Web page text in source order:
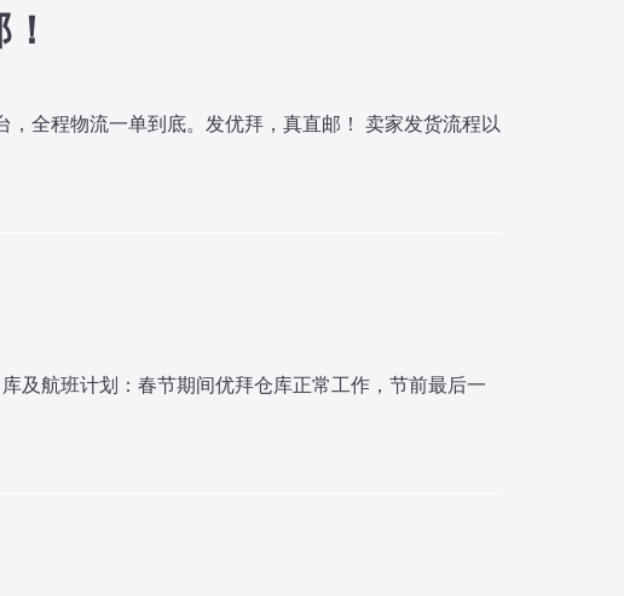
全程物流一单到底。发优拜，真直邮！ 卖家发货流程以
及航班计划：春节期间优拜仓库正常工作，节前最后一